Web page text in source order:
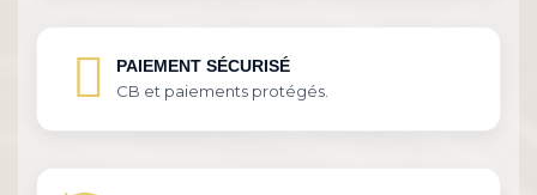
PAIEMENT SÉCURISÉ
CB et paiements protégés.